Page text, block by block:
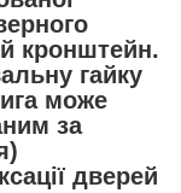
кронштейн.
гайку
може
за
дверей